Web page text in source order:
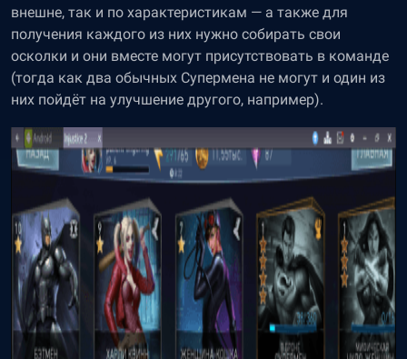
внешне, так и по характеристикам — а также для
получения каждого из них нужно собирать свои
осколки и они вместе могут присутствовать в команде
(тогда как два обычных Супермена не могут и один из
них пойдёт на улучшение другого, например).